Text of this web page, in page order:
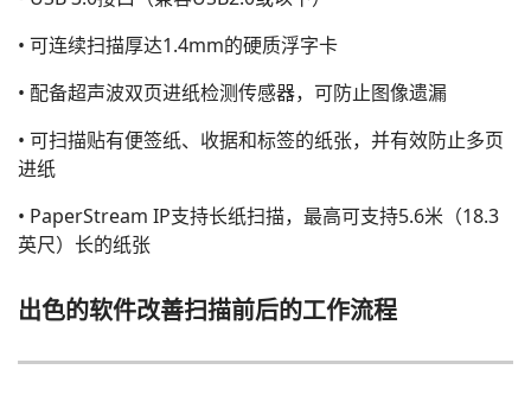
• 可连续扫描厚达1.4mm的硬质浮字卡
• 配备超声波双页进纸检测传感器，可防止图像遗漏
• 可扫描贴有便签纸、收据和标签的纸张，并有效防止多页
进纸
• PaperStream IP支持长纸扫描，最高可支持5.6米（18.3
英尺）长的纸张
出色的软件改善扫描前后的工作流程